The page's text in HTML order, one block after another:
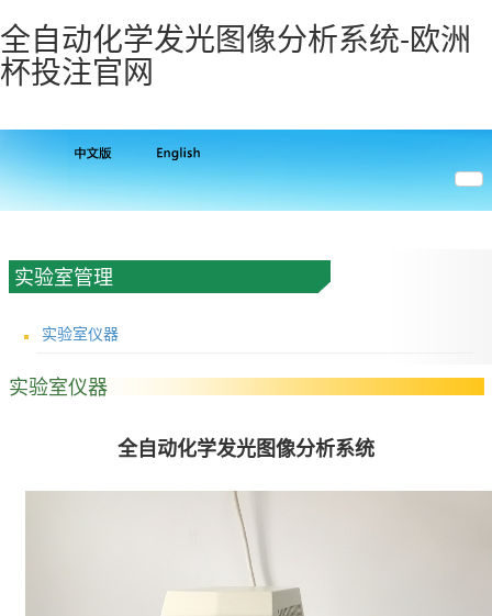
全自动化学发光图像分析系统-欧洲
杯投注官网
实验室管理
实验室仪器
实验室仪器
全自动化学发光图像分析系统